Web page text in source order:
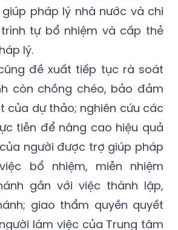
pháp lý nhà nước và chi
tự bổ nhiệm và cấp thẻ
lý.
đề xuất tiếp tục rà soát
còn chồng chéo, bảo đảm
của dự thảo; nghiên cứu các
tiễn để nâng cao hiệu quả
người được trợ giúp pháp
bổ nhiệm, miễn nhiệm
gắn với việc thành lập,
giao thẩm quyền quyết
làm việc của Trung tâm